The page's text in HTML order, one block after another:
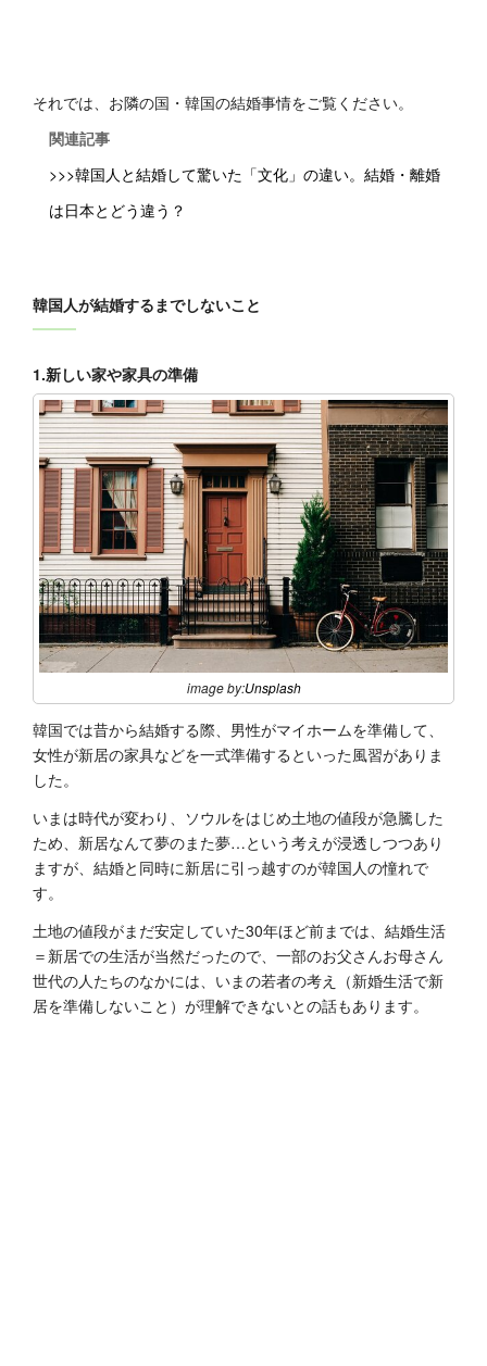
それでは、お隣の国・韓国の結婚事情をご覧ください。
関連記事
>>>韓国人と結婚して驚いた「文化」の違い。結婚・離婚
は日本とどう違う？
韓国人が結婚するまでしないこと
1.新しい家や家具の準備
image by:Unsplash
韓国では昔から結婚する際、男性がマイホームを準備して、
女性が新居の家具などを一式準備するといった風習がありま
した。
いまは時代が変わり、ソウルをはじめ土地の値段が急騰した
ため、新居なんて夢のまた夢…という考えが浸透しつつあり
ますが、結婚と同時に新居に引っ越すのが韓国人の憧れで
す。
土地の値段がまだ安定していた30年ほど前までは、結婚生活
＝新居での生活が当然だったので、一部のお父さんお母さん
世代の人たちのなかには、いまの若者の考え（新婚生活で新
居を準備しないこと）が理解できないとの話もあります。